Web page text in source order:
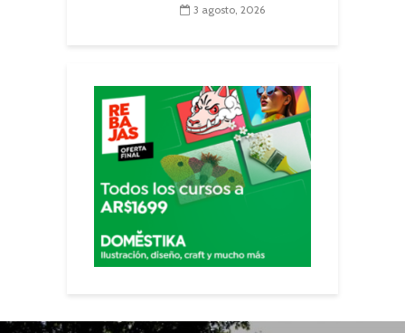
3 agosto, 2026